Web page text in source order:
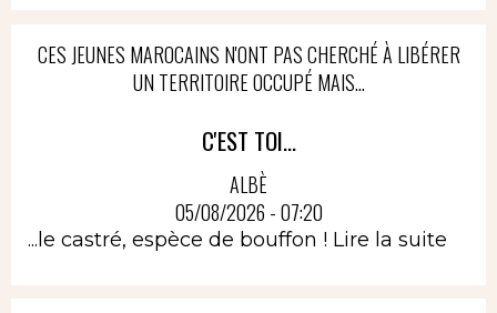
CES JEUNES MAROCAINS N'ONT PAS CHERCHÉ À LIBÉRER
UN TERRITOIRE OCCUPÉ MAIS...
C'EST TOI...
ALBÈ
05/08/2026 - 07:20
...le castré, espèce de bouffon ! Lire la suite